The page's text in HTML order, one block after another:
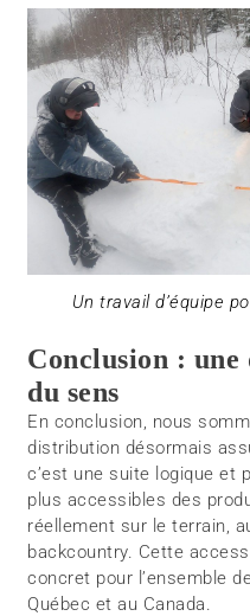
Un travail d’équipe
Conclusion :
du sens
En conclusion, nous
distribution désormais
c’est une suite logique et
plus accessibles des
réellement sur le terrain,
backcountry. Cette
concret pour l’ensemble
Québec et au Canada.